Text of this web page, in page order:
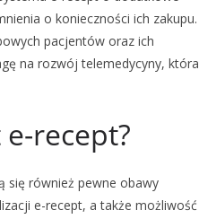
o konieczności ich zakupu.
pacjentów oraz ich
na rozwój telemedycyny, która
recept?
się również pewne obawy
e-recept, a także możliwość